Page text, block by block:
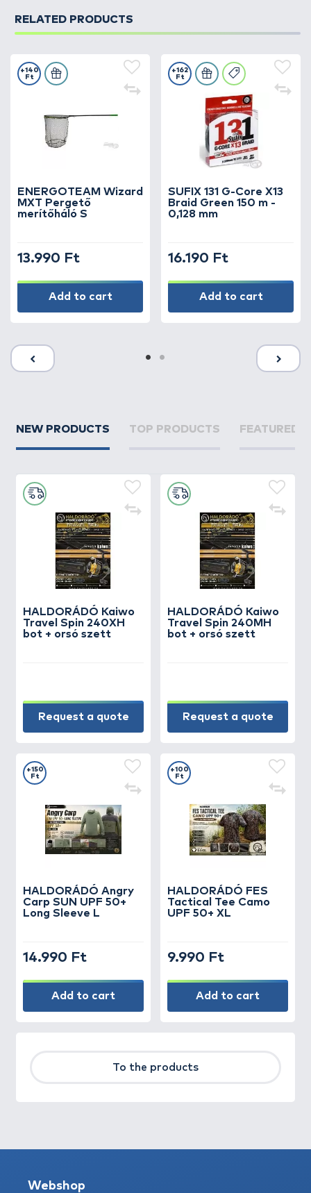
RELATED PRODUCTS
ENERGOTEAM Wizard
MXT Pergető
merítőháló S
+140
Ft
13.990 Ft
Add to cart
SUFIX 131 G-Core X13
Braid Green 150 m -
0,128 mm
+162
Ft
16.190 Ft
Add to cart
NEW PRODUCTS TOP PRODUCTS FEATURED
HALDORÁDÓ Kaiwo
Travel Spin 240XH
bot + orsó szett
Request a quote
HALDORÁDÓ Kaiwo
Travel Spin 240MH
bot + orsó szett
Request a quote
HALDORÁDÓ Angry
Carp SUN UPF 50+
Long Sleeve L
+150
Ft
14.990 Ft
Add to cart
HALDORÁDÓ FES
Tactical Tee Camo
UPF 50+ XL
+100
Ft
9.990 Ft
Add to cart
To the products
Webshop